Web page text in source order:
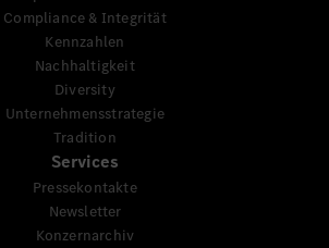
Compliance & Integrität
Kennzahlen
Nachhaltigkeit
Diversity
Unternehmensstrategie
Tradition
Services
Pressekontakte
Newsletter
Konzernarchiv